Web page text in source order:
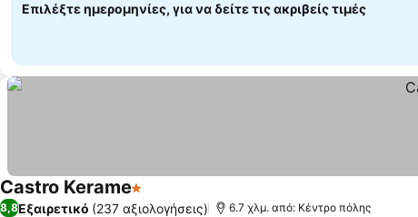
Επιλέξτε ημερομηνίες, για να δείτε τις ακριβείς τιμές
Castro Kerame1 Αστέρια
Εμφάνιση τιμών
8,8Εξαιρετικό (237 αξιολογήσεις) 6.7 χλμ. από: Κέντρο πόλης